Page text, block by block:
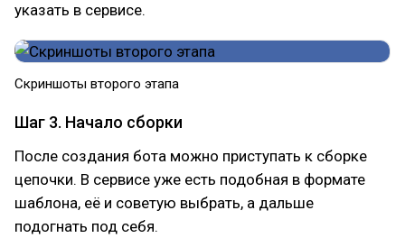
указать в сервисе.
Скриншоты второго этапа
Шаг 3. Начало сборки
После создания бота можно приступать к сборке
цепочки. В сервисе уже есть подобная в формате
шаблона, её и советую выбрать, а дальше
подогнать под себя.